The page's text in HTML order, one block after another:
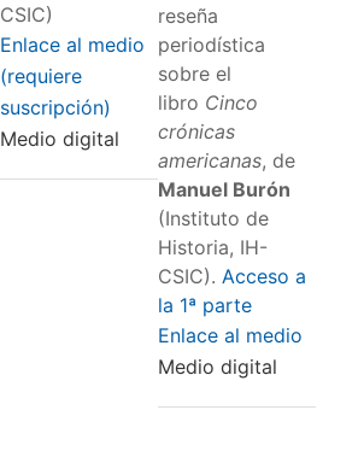
CSIC)
Enlace al medio
(requiere
suscripción)
Medio digital
reseña
periodística
sobre el
libro Cinco
crónicas
americanas, de
Manuel Burón
(Instituto de
Historia, IH-
CSIC). Acceso a
la 1ª parte
Enlace al medio
Medio digital